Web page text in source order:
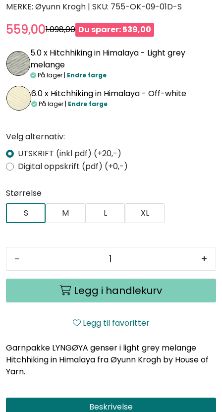
MERKE: Øyunn Krogh | SKU: 755-OK-09-01D-S
559,001.098,00 Du sparer: 539,00
5.0 x Hitchhiking in Himalaya - Light grey
melange
På lager | Endre farge
6.0 x Hitchhiking in Himalaya - Off-white
På lager | Endre farge
Velg alternativ:
UTSKRIFT (inkl pdf) (+20,-)
Digital oppskrift (pdf) (+0,-)
Størrelse
S
M L XL
- +
Legg i handlekurv
Legg til favoritter
Garnpakke LYNGØYA genser i light grey melange
Hitchhiking in Himalaya fra Øyunn Krogh by House of
Yarn.
Beskrivelse